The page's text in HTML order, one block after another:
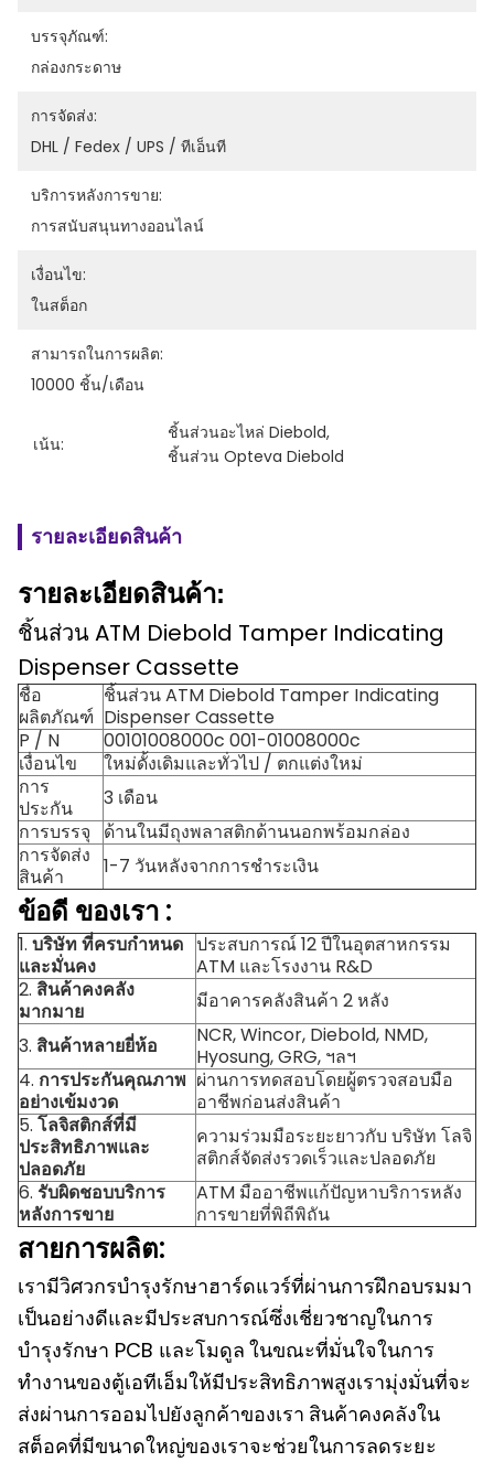
บรรจุภัณฑ์:
กล่องกระดาษ
การจัดส่ง:
DHL / Fedex / UPS / ทีเอ็นที
บริการหลังการขาย:
การสนับสนุนทางออนไลน์
เงื่อนไข:
ในสต็อก
สามารถในการผลิต:
10000 ชิ้น/เดือน
เน้น:
ชิ้นส่วนอะไหล่ Diebold,
ชิ้นส่วน Opteva Diebold
รายละเอียดสินค้า
รายละเอียดสินค้า:
ชิ้นส่วน ATM Diebold Tamper Indicating
Dispenser Cassette
ชื่อ
ผลิตภัณฑ์
ชิ้นส่วน ATM Diebold Tamper Indicating
Dispenser Cassette
P / N
00101008000c 001-01008000c
เงื่อนไข
ใหม่ดั้งเดิมและทั่วไป / ตกแต่งใหม่
การ
ประกัน
3 เดือน
การบรรจุ
ด้านในมีถุงพลาสติกด้านนอกพร้อมกล่อง
การจัดส่ง
สินค้า
1-7 วันหลังจากการชำระเงิน
ข้อดี ของเรา :
1. บริษัท ที่ครบกำหนด
และมั่นคง
ประสบการณ์ 12 ปีในอุตสาหกรรม
ATM และโรงงาน R&D
2. สินค้าคงคลัง
มากมาย
มีอาคารคลังสินค้า 2 หลัง
3. สินค้าหลายยี่ห้อ
NCR, Wincor, Diebold, NMD,
Hyosung, GRG, ฯลฯ
4. การประกันคุณภาพ
อย่างเข้มงวด
ผ่านการทดสอบโดยผู้ตรวจสอบมือ
อาชีพก่อนส่งสินค้า
5. โลจิสติกส์ที่มี
ประสิทธิภาพและ
ปลอดภัย
ความร่วมมือระยะยาวกับ บริษัท โลจิ
สติกส์จัดส่งรวดเร็วและปลอดภัย
6. รับผิดชอบบริการ
หลังการขาย
ATM มืออาชีพแก้ปัญหาบริการหลัง
การขายที่พิถีพิถัน
สายการผลิต:
เรามีวิศวกรบำรุงรักษาฮาร์ดแวร์ที่ผ่านการฝึกอบรมมา
เป็นอย่างดีและมีประสบการณ์ซึ่งเชี่ยวชาญในการ
บำรุงรักษา PCB และโมดูล ในขณะที่มั่นใจในการ
ทำงานของตู้เอทีเอ็มให้มีประสิทธิภาพสูงเรามุ่งมั่นที่จะ
ส่งผ่านการออมไปยังลูกค้าของเรา สินค้าคงคลังใน
สต็อคที่มีขนาดใหญ่ของเราจะช่วยในการลดระยะ